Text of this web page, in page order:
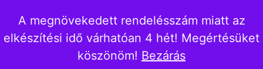
A megnövekedett rendelésszám miatt az
elkészítési idő várhatóan 4 hét! Megértésüket
köszönöm! Bezárás